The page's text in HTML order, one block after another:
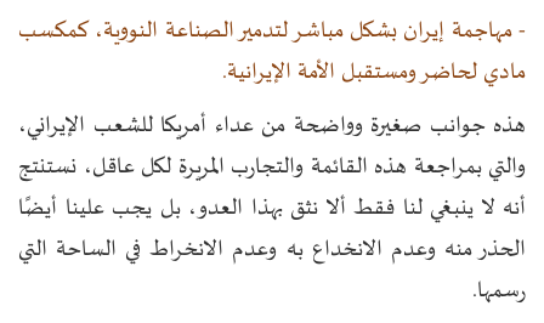
- مهاجمة إيران بشكل مباشر لتدمير الصناعة النووية، كمكسب
مادي لحاضر ومستقبل الأمة الإيرانية.
هذه جوانب صغيرة وواضحة من عداء أمريكا للشعب الإيراني،
والتي بمراجعة هذه القائمة والتجارب المريرة لكل عاقل، نستنتج
أنه لا ينبغي لنا فقط ألا نثق بهذا العدو، بل يجب علينا أيضًا
الحذر منه وعدم الانخداع به وعدم الانخراط في الساحة التي
رسمها.